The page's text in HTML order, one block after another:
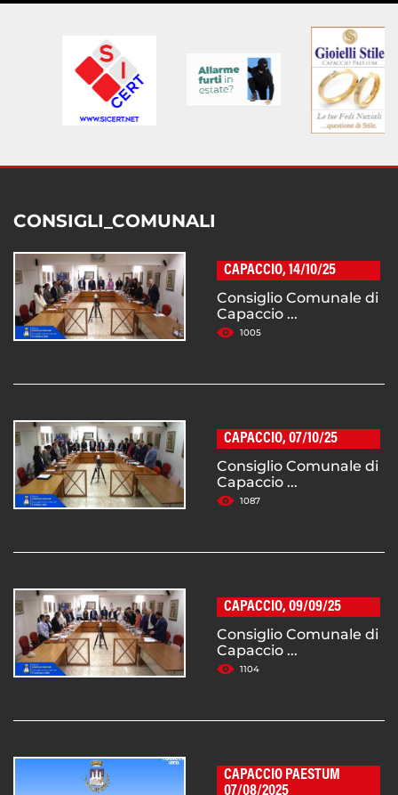
CONSIGLI_COMUNALI
CAPACCIO, 14/10/25
Consiglio Comunale di
Capaccio ...
1005
CAPACCIO, 07/10/25
Consiglio Comunale di
Capaccio ...
1087
CAPACCIO, 09/09/25
Consiglio Comunale di
Capaccio ...
1104
CAPACCIO PAESTUM
07/08/2025